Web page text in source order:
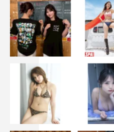
メンバーコメント
イトー・ムセンシティ部
先日発表がありましたとおり
マンライブをもってBiSを辞め
まず自分がBiSに入る前から